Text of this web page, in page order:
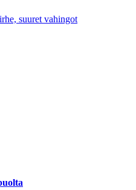
suuret vahingot